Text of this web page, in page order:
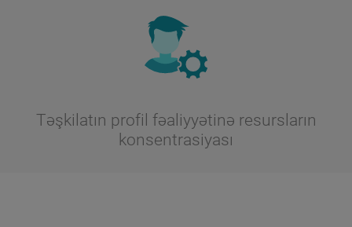
Təşkilatın profil fəaliyyətinə resursların
konsentrasiyası